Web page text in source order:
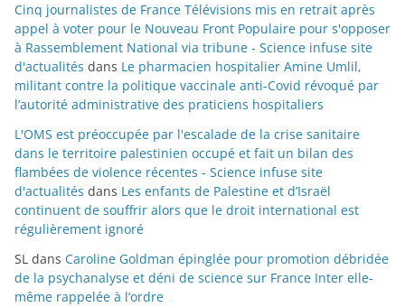
Cinq journalistes de France Télévisions mis en retrait après
appel à voter pour le Nouveau Front Populaire pour s'opposer
à Rassemblement National via tribune - Science infuse site
d'actualités dans Le pharmacien hospitalier Amine Umlil,
militant contre la politique vaccinale anti-Covid révoqué par
l’autorité administrative des praticiens hospitaliers
L'OMS est préoccupée par l'escalade de la crise sanitaire
dans le territoire palestinien occupé et fait un bilan des
flambées de violence récentes - Science infuse site
d'actualités dans Les enfants de Palestine et d’Israël
continuent de souffrir alors que le droit international est
régulièrement ignoré
SL dans Caroline Goldman épinglée pour promotion débridée
de la psychanalyse et déni de science sur France Inter elle-
même rappelée à l’ordre